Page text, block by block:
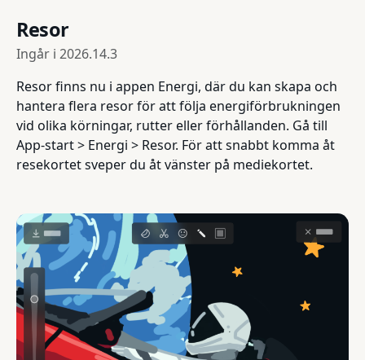
Resor
Ingår i 2026.14.3
Resor finns nu i appen Energi, där du kan skapa och
hantera flera resor för att följa energiförbrukningen
vid olika körningar, rutter eller förhållanden. Gå till
App-start > Energi > Resor. För att snabbt komma åt
resekortet sveper du åt vänster på mediekortet.